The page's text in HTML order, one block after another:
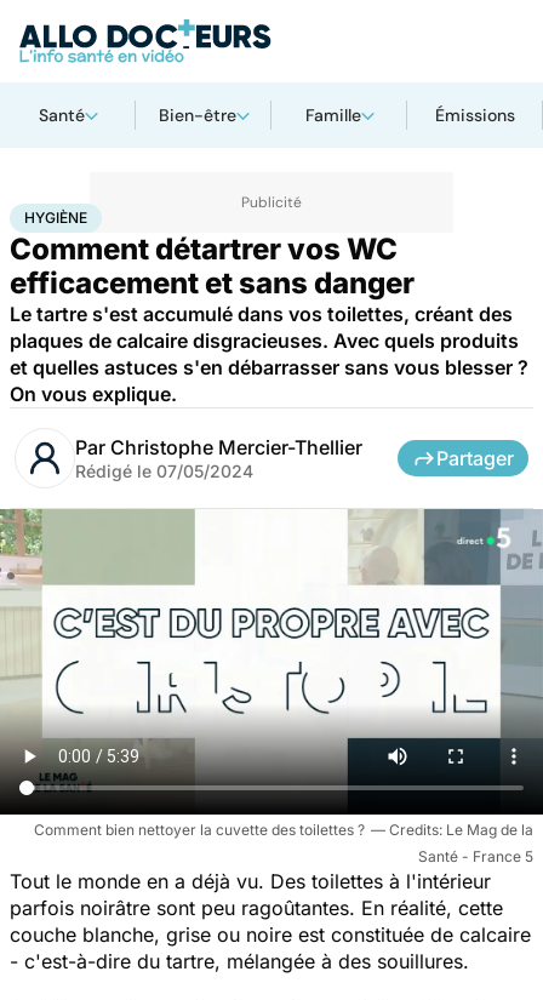
Santé Bien-être Famille Émissions
AccueilSanté
HYGIÈNE
Comment détartrer vos WC
efficacement et sans danger
Le tartre s'est accumulé dans vos toilettes, créant des
plaques de calcaire disgracieuses. Avec quels produits
et quelles astuces s'en débarrasser sans vous blesser ?
On vous explique.
Par Christophe Mercier-Thellier
Rédigé le 07/05/2024
Partager
Comment bien nettoyer la cuvette des toilettes ?
Le Mag de la
Santé - France 5
Tout le monde en a déjà vu. Des toilettes à l'intérieur
parfois noirâtre sont peu ragoûtantes. En réalité, cette
couche blanche, grise ou noire est constituée de calcaire
- c'est-à-dire du tartre, mélangée à des souillures.